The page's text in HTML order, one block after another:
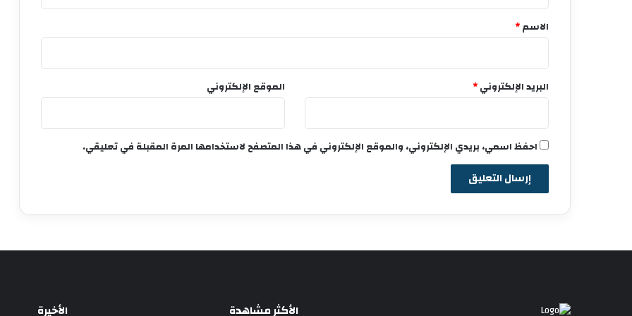
*
الاسم*
البريد الإلكتروني* الموقع الإلكتروني
احفظ اسمي، بريدي الإلكتروني، والموقع الإلكتروني في هذا المتصفح لاستخدامها المرة المقبلة في تعليقي.
الأكثر مشاهدة الأخيرة